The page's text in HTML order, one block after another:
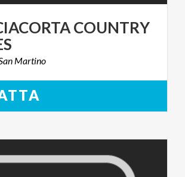
COUNTRY
Martino